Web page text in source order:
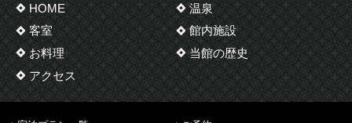
HOME
温泉
客室
館内施設
お料理
当館の歴史
アクセス